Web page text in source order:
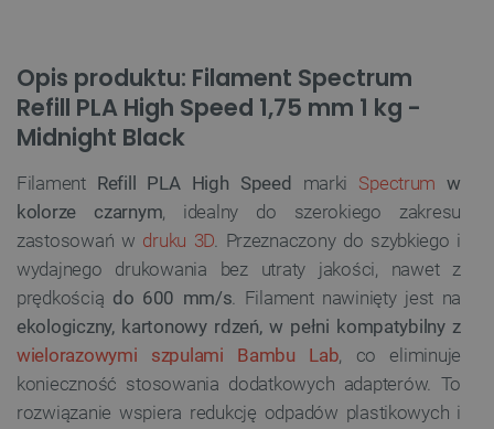
Opis produktu: Filament Spectrum
Refill PLA High Speed 1,75 mm 1 kg -
Midnight Black
Filament Refill PLA High Speed marki Spectrum w
kolorze czarnym, idealny do szerokiego zakresu
zastosowań w druku 3D. Przeznaczony do szybkiego i
wydajnego drukowania bez utraty jakości, nawet z
prędkością do 600 mm/s. Filament nawinięty jest na
ekologiczny, kartonowy rdzeń, w pełni kompatybilny z
wielorazowymi szpulami Bambu Lab, co eliminuje
konieczność stosowania dodatkowych adapterów. To
rozwiązanie wspiera redukcję odpadów plastikowych i